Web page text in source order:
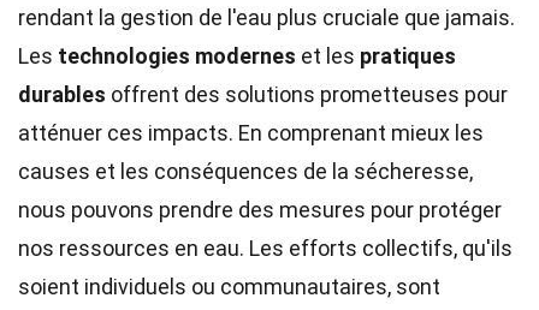
rendant la gestion de l'eau plus cruciale que jamais.
Les technologies modernes et les pratiques
durables offrent des solutions prometteuses pour
atténuer ces impacts. En comprenant mieux les
causes et les conséquences de la sécheresse,
nous pouvons prendre des mesures pour protéger
nos ressources en eau. Les efforts collectifs, qu'ils
soient individuels ou communautaires, sont